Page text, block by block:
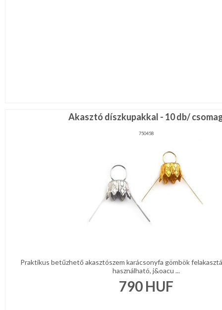
Akasztó díszkupakkal - 10 db/
750458
Praktikus betűzhető akasztószem karácsonyfa gömbök
használható, j&oacu ...
790HUF